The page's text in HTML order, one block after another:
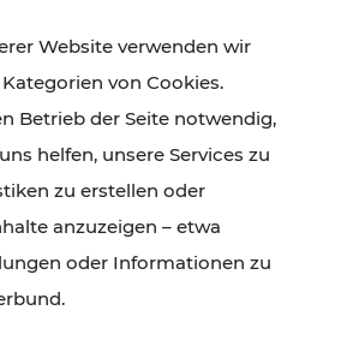
und Gastronomie,
Naturgenuss – viele
den Ticket- und Fahrplan-
gut und schnell erreichbar.
Website verwenden wir
von Cookies.
Betrieb der Seite notwendig,
helfen, unsere Services zu
zu erstellen oder
anzuzeigen – etwa
oder Informationen zu